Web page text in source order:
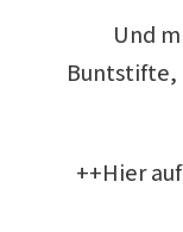
Und
Buntstifte,
++Hier